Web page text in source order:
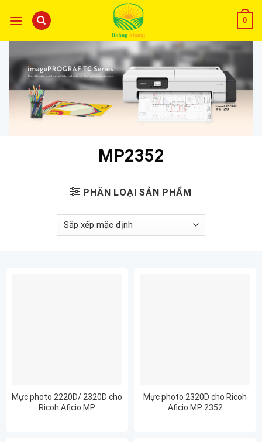
0
MP2352
PHÂN LOẠI SẢN PHẨM
Mực photo 2220D/ 2320D cho
Ricoh Aficio MP
Mực photo 2320D cho Ricoh
Aficio MP 2352